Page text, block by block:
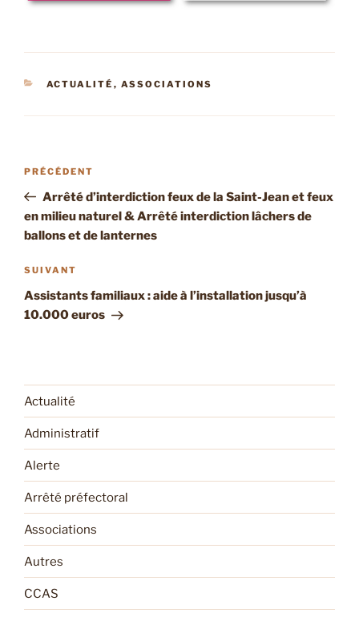
CATÉGORIES
ACTUALITÉ , ASSOCIATIONS
Navigation
l’article
Article
précédent
PRÉCÉDENT
Arrêté d’interdiction feux de la Saint-Jean et feux
en milieu naturel & Arrêté interdiction lâchers de
ballons et de lanternes
Article
suivant
SUIVANT
Assistants familiaux : aide à l’installation jusqu’à
10.000 euros
Actualité
Administratif
Alerte
Arrêté préfectoral
Associations
Autres
CCAS